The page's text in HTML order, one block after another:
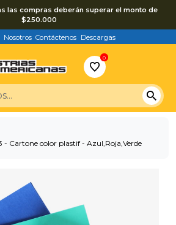
las compras deberán superar el monto de
$250.000
Nosotros Contáctenos Descargas
0
- Cartone color plastif - Azul,Roja,Verde